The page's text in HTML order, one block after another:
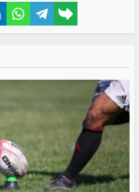
LinkedInWhatsAppTelegram
link